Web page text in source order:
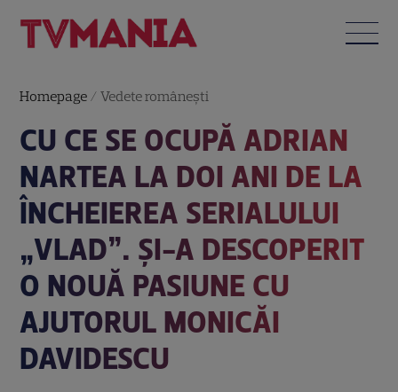
Homepage /Vedete româneşti
CU CE SE OCUPĂ ADRIAN
NARTEA LA DOI ANI DE LA
ÎNCHEIEREA SERIALULUI
„VLAD”. ȘI-A DESCOPERIT
O NOUĂ PASIUNE CU
AJUTORUL MONICĂI
DAVIDESCU